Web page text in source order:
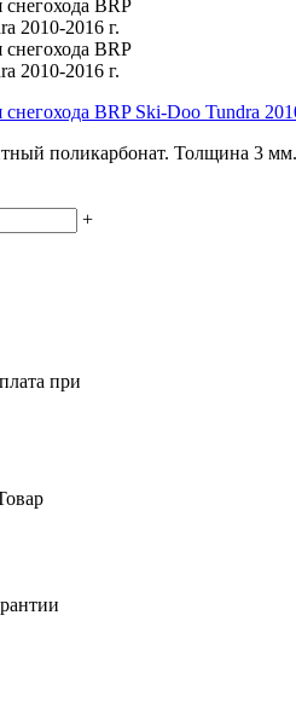
поликарбонат. Толщина 3 мм.
+
при